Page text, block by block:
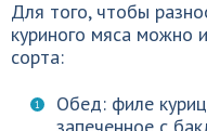
Для того, чтобы
куриного мяса можно
сорта:
Обед: филе